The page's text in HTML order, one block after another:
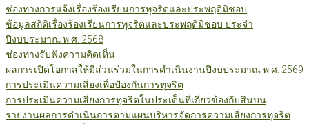
ช่องทางการแจ้งเรื่องร้องเรียนการทุจริตและประพฤติมิชอบ
ข้อมูลสถิติเรื่องร้องเรียนการทุจริตและประพฤติมิชอบ ประจำ
ปีงบประมาณ พ.ศ. 2568
ช่องทางรับฟังความคิดเห็น
ผลการเปิดโอกาสให้มีส่วนร่วมในการดำเนินงานปีงบประมาณ พ.ศ. 2569
การประเมินความเสี่ยงเพื่อป้องกันการทุจริต
การประเมินความเสี่ยงการทุจริตในประเด็นที่เกี่ยวข้องกับสินบน
รายงานผลการดำเนินการตามแผนบริหารจัดการความเสี่ยงการทุจริต